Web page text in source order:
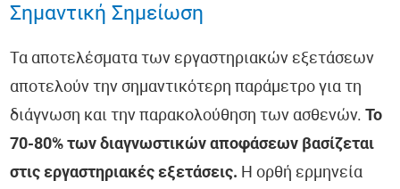
Σημαντική Σημείωση
Τα αποτελέσματα των εργαστηριακών εξετάσεων
αποτελούν την σημαντικότερη παράμετρο για τη
διάγνωση και την παρακολούθηση των ασθενών.Το
70-80% των διαγνωστικών αποφάσεων βασίζεται
στις εργαστηριακές εξετάσεις. Η ορθή ερμηνεία